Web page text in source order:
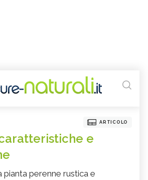
ARTICOLO
e
pianta perenne rustica e